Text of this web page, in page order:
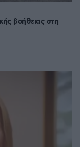
βοήθειας στη